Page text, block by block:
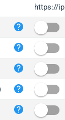
wl.gl
ed.tc
https://